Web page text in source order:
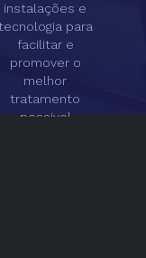
instalações e
para
facilitar e
promover o
melhor
tratamento
possivel